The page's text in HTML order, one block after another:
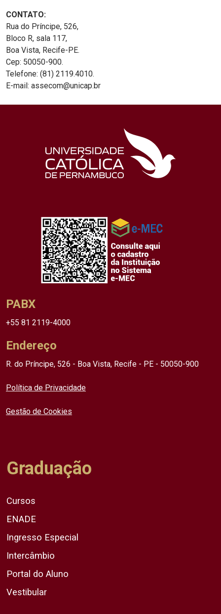
CONTATO:
Rua do Príncipe, 526,
Bloco R, sala 117,
Boa Vista, Recife-PE.
Cep: 50050-900.
Telefone: (81) 2119.4010.
E-mail: assecom@unicap.br
PABX
+55 81 2119-4000
Endereço
R. do Príncipe, 526 - Boa Vista, Recife - PE - 50050-900
Política de Privacidade
Gestão de Cookies
Graduação
Cursos
ENADE
Ingresso Especial
Intercâmbio
Portal do Aluno
Vestibular